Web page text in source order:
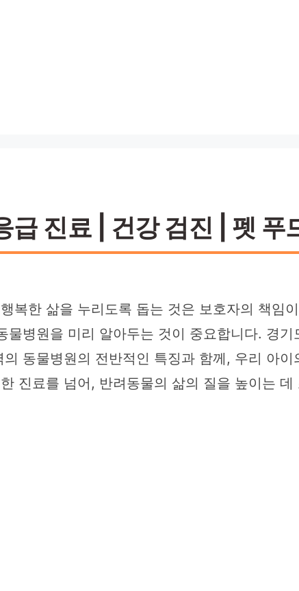
진료 | 건강 검진 | 펫 푸
복한 삶을 누리도록 돕는 것은 보호자의 책임
병원을 미리 알아두는 것이 중요합니다. 경
동물병원의 전반적인 특징과 함께, 우리 아
진료를 넘어, 반려동물의 삶의 질을 높이는